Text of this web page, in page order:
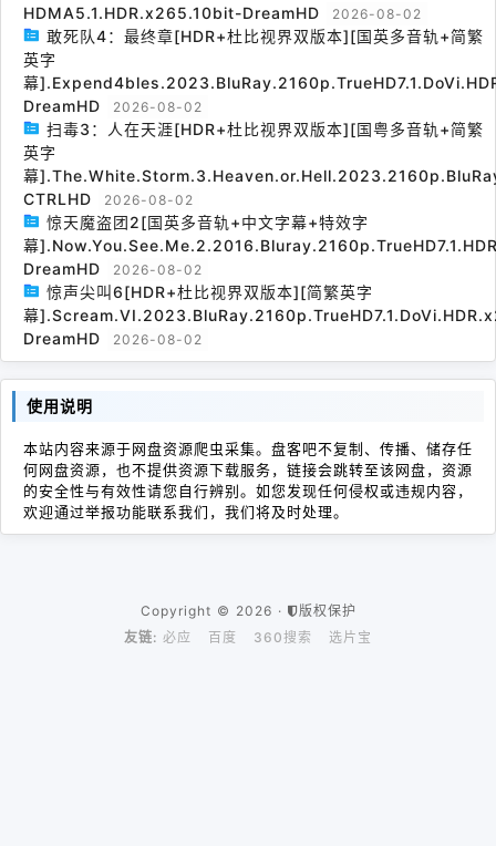
HDMA5.1.HDR.x265.10bit-DreamHD
2026-08-02
敢死队4：最终章[HDR+杜比视界双版本][国英多音轨+简繁
英字
幕
DreamHD
2026-08-02
扫毒3：人在天涯[HDR+杜比视界双版本][国粤多音轨+简繁
英字
幕
CTRLHD
2026-08-02
惊天魔盗团2[国英多音轨+中文字幕+特效字
幕
DreamHD
2026-08-02
惊声尖叫6[HDR+杜比视界双版本][简繁英字
幕
DreamHD
2026-08-02
使用说明
本站内容来源于网盘资源爬虫采集。盘客吧不复制、传播、储存任
何网盘资源，也不提供资源下载服务，链接会跳转至该网盘，资源
的安全性与有效性请您自行辨别。如您发现任何侵权或违规内容，
欢迎通过举报功能联系我们，我们将及时处理。
Copyright © 2026 ·
版权保护
友链: 必应 百度 360搜索 选片宝